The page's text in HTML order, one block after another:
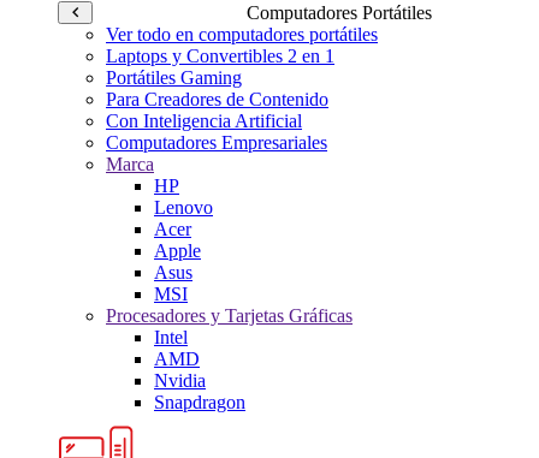
Computadores Portátiles
Ver todo en computadores portátiles
Laptops y Convertibles 2 en 1
Portátiles Gaming
Para Creadores de Contenido
Con Inteligencia Artificial
Computadores Empresariales
Marca
HP
Lenovo
Acer
Apple
Asus
MSI
Procesadores y Tarjetas Gráficas
Intel
AMD
Nvidia
Snapdragon